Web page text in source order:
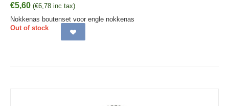
€5,60 (€6,78 inc tax)
Nokkenas boutenset voor engle nokkenas
Out of stock